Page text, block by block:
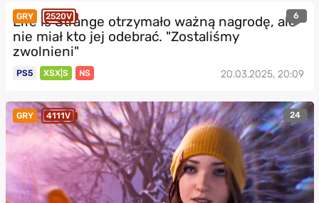
GRY 2520V 6
Life is Strange otrzymało ważną nagrodę, ale
nie miał kto jej odebrać. "Zostaliśmy
zwolnieni"
PS5 XSX|S NS 20.03.2025, 20:09
GRY 4111V 24